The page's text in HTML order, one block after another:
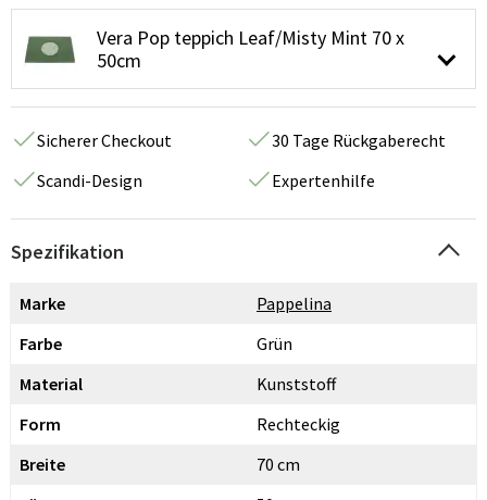
Vera Pop teppich Leaf/Misty Mint 70 x
50cm
Sicherer Checkout
30 Tage Rückgaberecht
Scandi-Design
Expertenhilfe
Spezifikation
Marke
Pappelina
Farbe
Grün
Material
Kunststoff
Form
Rechteckig
Breite
70 cm